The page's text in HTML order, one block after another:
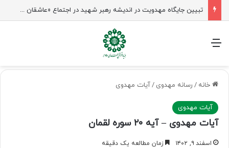
منو
خانه / رسانه مهدوی /آیات مهدوی
آیات مهدوی
آیات مهدوی – آیه ۲۰ سوره لقمان
اسفند ۹, ۱۴۰۲ زمان مطالعه یک دقیقه